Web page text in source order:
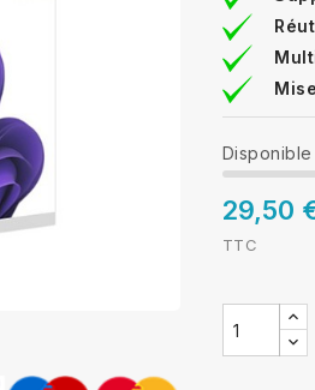
Disponible
29,50
TTC